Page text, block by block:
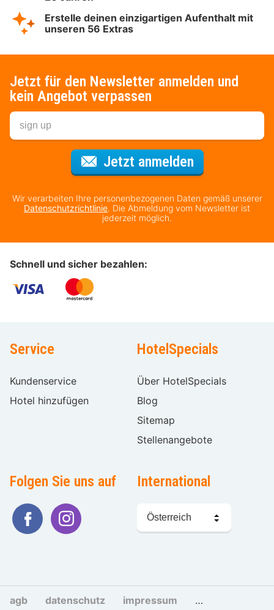
Erstelle deinen einzigartigen Aufenthalt mit
unseren 56 Extras
Jetzt für den Newsletter anmelden und
kein Angebot verpassen
Jetzt anmeldenFür den
Wir verarbeiten Ihre personenbezogenen Daten gemäß unserer
Datenschutzrichtlinie. Die Abmeldung vom Newsletter ist
jederzeit möglich.
Schnell und sicher bezahlen:
Service
Kundenservice
Hotel hinzufügen
HotelSpecials
Über HotelSpecials
Blog
Sitemap
Stellenangebote
Folgen Sie uns auf International
Sprache
wählen
agb datenschutz impressum cookies und